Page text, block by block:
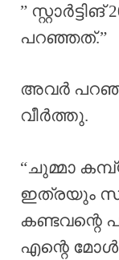
”
പറഞ്ഞത്.”
അവർ
വീർത്തു.
“ചുമ്മാ
ഇത്രയും
കണ്ടവന്റെ
എന്റെ